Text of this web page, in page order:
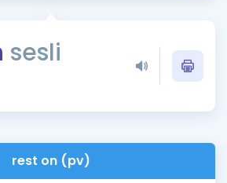
sesli
rest on (pv)